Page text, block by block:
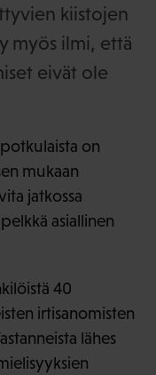
kiistojen
myös ilmi, että
eivät ole
on
mukaan
jatkossa
asiallinen
40
irtisanomisten
lähes